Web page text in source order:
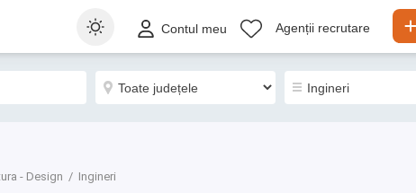
Contul meu Agenții recrutare
- Design Ingineri